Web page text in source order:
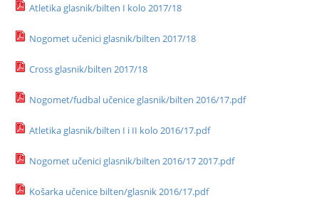
Atletika glasnik/bilten I kolo 2017/18
Nogomet učenici glasnik/bilten 2017/18
Cross glasnik/bilten 2017/18
Nogomet/fudbal učenice glasnik/bilten 2016/17.pdf
Atletika glasnik/bilten I i II kolo 2016/17.pdf
Nogomet učenici glasnik/bilten 2016/17 2017.pdf
Košarka učenice bilten/glasnik 2016/17.pdf